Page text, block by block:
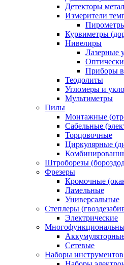
Детекторы
Измерители
Курвиметры
Нивелиры
Лазерные
Приборы
Теодолиты
Угломеры и
Мультиметры
Пилы
Монтажные
Сабельные
Торцовочные
Циркулярные
Штроборезы
Фрезеры
Кромочные
Ламельные
Универсальные
Степлеры
Электрические
Сетевые
Наборы инструментов